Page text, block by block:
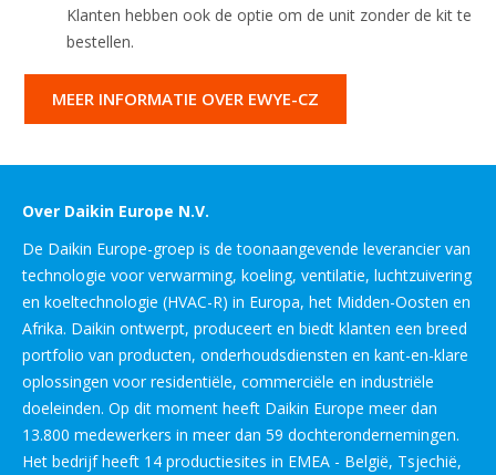
Klanten hebben ook de optie om de unit zonder de kit te
bestellen.
MEER INFORMATIE OVER EWYE-CZ
Over Daikin Europe N.V.
De Daikin Europe-groep is de toonaangevende leverancier van
technologie voor verwarming, koeling, ventilatie, luchtzuivering
en koeltechnologie (HVAC-R) in Europa, het Midden-Oosten en
Afrika. Daikin ontwerpt, produceert en biedt klanten een breed
portfolio van producten, onderhoudsdiensten en kant-en-klare
oplossingen voor residentiële, commerciële en industriële
doeleinden. Op dit moment heeft Daikin Europe meer dan
13.800 medewerkers in meer dan 59 dochterondernemingen.
Het bedrijf heeft 14 productiesites in EMEA - België, Tsjechië,